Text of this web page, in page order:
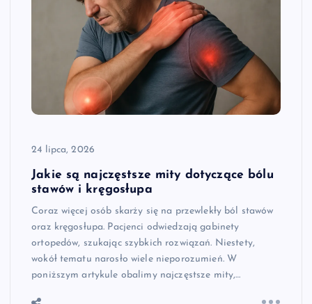
24 lipca, 2026
Jakie są najczęstsze mity dotyczące bólu
stawów i kręgosłupa
Coraz więcej osób skarży się na przewlekły ból stawów
oraz kręgosłupa. Pacjenci odwiedzają gabinety
ortopedów, szukając szybkich rozwiązań. Niestety,
wokół tematu narosło wiele nieporozumień. W
poniższym artykule obalimy najczęstsze mity,…